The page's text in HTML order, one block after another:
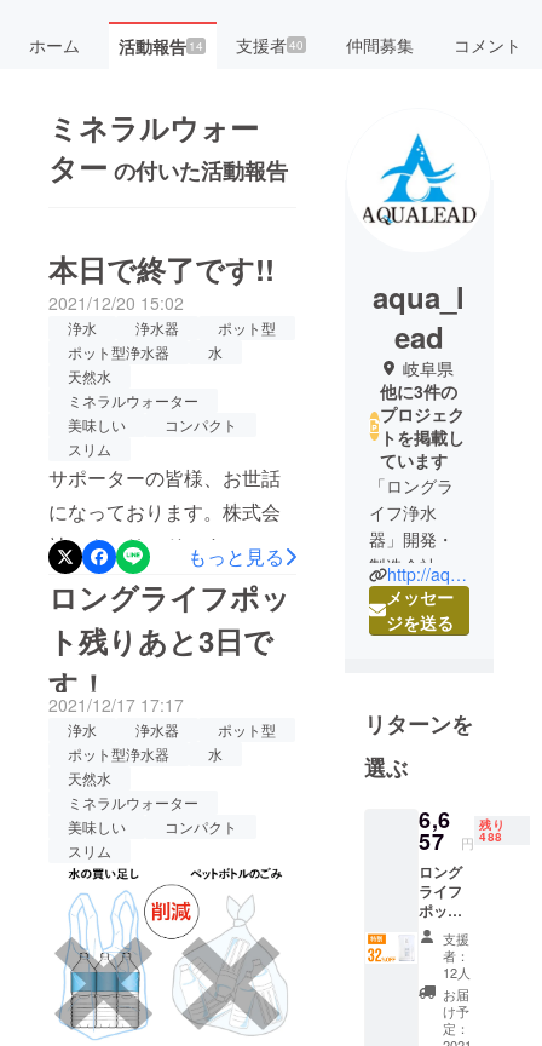
ホーム 活動報告14 支援者40 仲間募集 コメント
ミネラルウォー
ター の付いた活動報告
本日で終了です!!
2021/12/20 15:02
浄水 浄水器
ポット型
ポット型浄水器
水
天然水
ミネラルウォーター
美味しい
コンパクト
スリム
サポーターの皆様、お世話
になっております。株式会
社アクアリードです。 1台
で2Lペットボトル約800本
分！長寿命なポット型浄水
器でおいしい水をいつでも
『ロングライフポット』の
掲載期間も本日までとなっ
てしまいました。応援購入
をしてくださったサポー
ターの皆様、誠にありがと
うございます。ご検討中の
方もそうでない方も、ぜひ
一度ページをご覧いただけ
ますと幸いです。なにかご
質問、ご不明点などござい
ましたら、お問い合わせよ
もっと見る
ロングライフポッ
ト残りあと3日で
す！
2021/12/17 17:17
浄水 浄水器
ポット型
ポット型浄水器
水
天然水
ミネラルウォーター
美味しい
コンパクト
スリム
aqua_l
ead
岐阜県
他に3件の
プロジェク
トを掲載し
ています
「ロングラ
イフ浄水
器」開発・
製造会社の
株式会社ア
クアリード
造まで、日
本産・日本
製にこだわ
イフ浄水器
の製造メー
カーです。
浄水器メー
カーとし
て、世の中
のお役に立
てる商品を
http://aqua-lead.jp/
メッセー
ジを送る
リターンを
選ぶ
6,6
57 円
残り
488
ロング
ライフ
ポット
×1 一般
販売予
定価格
9,790円
（税・
送料込
支援
者：
12人
お届
け予
定：